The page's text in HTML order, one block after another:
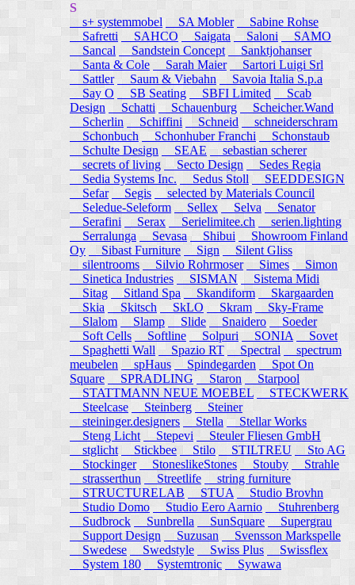
S
s+ systemmobel
SA Mobler
Sabine Rohse
Safretti
SAHCO Saigata Saloni
SAMO
Sancal
Sandstein Concept
Sanktjohanser
Santa & Cole
Sarah Maier
Sartori Luigi Srl
Sattler
Saum & Viebahn
Savoia Italia S.p.a
Say O
SB Seating SBFI Limited
Scab
Design
Schatti Schauenburg
Scheicher.Wand
Scherlin
Schiffini Schneid
schneiderschram
Schonbuch
Schonhuber Franchi
Schonstaub
Schulte Design
SEAE
sebastian scherer
secrets of living
Secto Design
Sedes Regia
Sedia Systems Inc.
Sedus Stoll
SEEDDESIGN
Sefar
Segis
selected by Materials Council
Seledue-Seleform
Sellex Selva
Senator
Serafini
Serax Serielimitee.ch
serien.lighting
Serralunga
Sevasa Shibui
Showroom Finland
Oy
Sibast Furniture Sign
Silent Gliss
silentrooms
Silvio Rohrmoser Simes Simon
Sinetica Industries
SISMAN
Sistema Midi
Sitag
Sitland Spa Skandiform
Skargaarden
Skia
Skitsch SkLO Skram
Sky-Frame
Slalom
Slamp Slide Snaidero
Soeder
Soft Cells
Softline Solpuri SONIA
Sovet
Spaghetti Wall
Spazio RT Spectral
spectrum
meubelen
spHaus Spindegarden
Spot On
Square
SPRADLING Staron
Starpool
STATTMANN NEUE MOEBEL
STECKWERK
Steelcase
Steinberg
Steiner
steininger.designers
Stella Stellar Works
Steng Licht
Stepevi
Steuler Fliesen GmbH
stglicht
Stickbee Stilo STILTREU
Sto AG
Stockinger
StoneslikeStones Stouby
Strahle
strasserthun
Streetlife
string furniture
STRUCTURELAB
STUA
Studio Brovhn
Studio Domo
Studio Eero Aarnio
Stuhrenberg
Sudbrock
Sunbrella SunSquare
Supergrau
Support Design
Suzusan
Svensson Markspelle
Swedese
Swedstyle Swiss Plus
Swissflex
System 180
Systemtronic Sywawa